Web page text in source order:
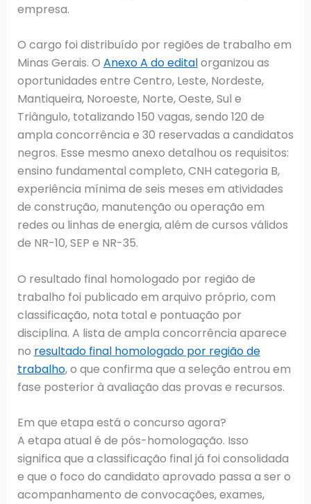
empresa.
O cargo foi distribuído por regiões de trabalho em
Minas Gerais. O Anexo A do editalorganizou as
oportunidades entre Centro, Leste, Nordeste,
Mantiqueira, Noroeste, Norte, Oeste, Sul e
Triângulo, totalizando 150 vagas, sendo 120 de
ampla concorrência e 30 reservadas a candidatos
negros. Esse mesmo anexo detalhou os requisitos:
ensino fundamental completo, CNH categoria B,
experiência mínima de seis meses em atividades
de construção, manutenção ou operação em
redes ou linhas de energia, além de cursos válidos
de NR-10, SEP e NR-35.
O resultado final homologado por região de
trabalho foi publicado em arquivo próprio, com
classificação, nota total e pontuação por
disciplina. A lista de ampla concorrência aparece
no resultado final homologado por região de
trabalho, o que confirma que a seleção entrou em
fase posterior à avaliação das provas e recursos.
Em que etapa está o concurso agora?
A etapa atual é de pós-homologação. Isso
significa que a classificação final já foi consolidada
e que o foco do candidato aprovado passa a ser o
acompanhamento de convocações, exames,